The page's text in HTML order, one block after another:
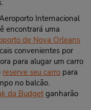
Internacional
encontrará uma
de Nova Orleans
convenientes por
para alugar um carro
reserve seu carro para
no balcão.
da Budgetganharão